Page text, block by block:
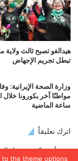
to the theme options
هيدالغو تصبح ثالث ولاية
تبطل تجريم الإجهاض
ساعة الماضية
اترك تعليقاً
يجب أنت تكونمسجل